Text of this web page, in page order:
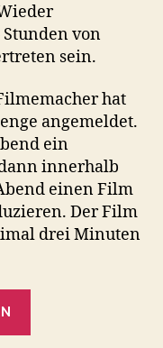
von
sein.
hat
angemeldet.
ein
innerhalb
einen Film
Der Film
drei Minuten